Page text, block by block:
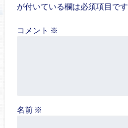
が付いている欄は必須項目です
コメント ※
名前 ※